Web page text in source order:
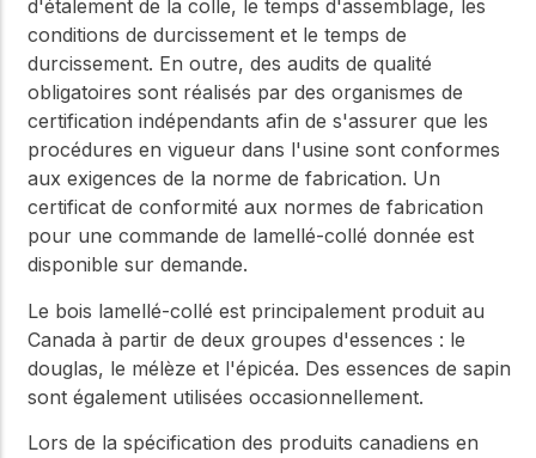
d'étalement de la colle, le temps d'assemblage, les
conditions de durcissement et le temps de
durcissement. En outre, des audits de qualité
obligatoires sont réalisés par des organismes de
certification indépendants afin de s'assurer que les
procédures en vigueur dans l'usine sont conformes
aux exigences de la norme de fabrication. Un
certificat de conformité aux normes de fabrication
pour une commande de lamellé-collé donnée est
disponible sur demande.
Le bois lamellé-collé est principalement produit au
Canada à partir de deux groupes d'essences : le
douglas, le mélèze et l'épicéa. Des essences de sapin
sont également utilisées occasionnellement.
Lors de la spécification des produits canadiens en